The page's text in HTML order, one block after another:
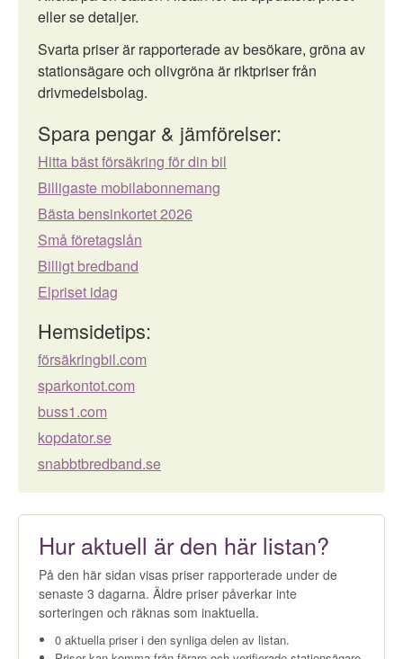
eller se detaljer.
Svarta priser är rapporterade av besökare, gröna av
stationsägare och olivgröna är riktpriser från
drivmedelsbolag.
Spara pengar & jämförelser:
Hitta bäst försäkring för din bil
Billigaste mobilabonnemang
Bästa bensinkortet 2026
Små företagslån
Billigt bredband
Elpriset idag
Hemsidetips:
försäkringbil.com
sparkontot.com
buss1.com
kopdator.se
snabbtbredband.se
Hur aktuell är den här listan?
På den här sidan visas priser rapporterade under de
senaste 3 dagarna. Äldre priser påverkar inte
sorteringen och räknas som inaktuella.
0 aktuella priser i den synliga delen av listan.